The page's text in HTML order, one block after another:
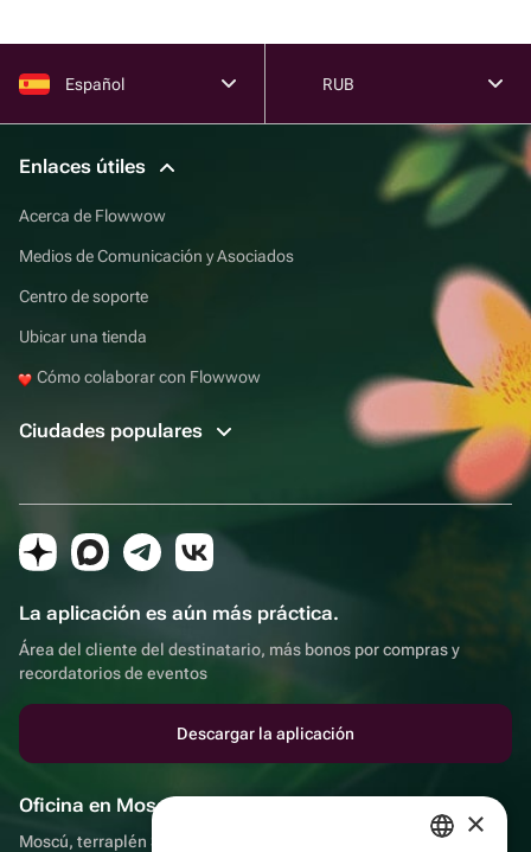
Español RUB
Enlaces útiles
Acerca de Flowwow
Medios de Comunicación y Asociados
Centro de soporte
Ubicar una tienda
Cómo colaborar con Flowwow
Ciudades populares
La aplicación es aún más práctica.
Área del cliente del destinatario, más bonos por compras y
recordatorios de eventos
Descargar la aplicación
Oficina en Moscú
Moscú, terraplén Sadovnicheskaya, 9, sala 2/3 ×